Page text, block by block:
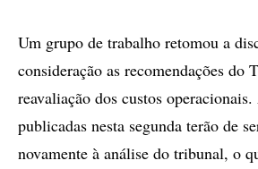
Um grupo de trabalho retomou a
consideração as recomendações do
reavaliação dos custos
publicadas nesta segunda terão de
novamente à análise do tribunal, o